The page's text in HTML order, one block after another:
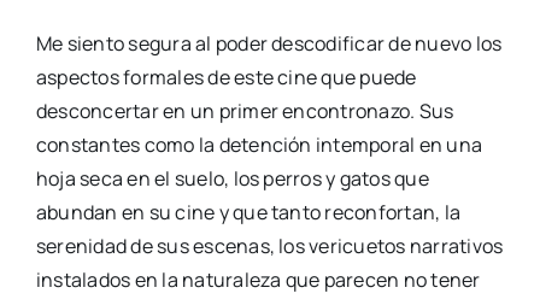
Me siento segura al poder descodificar de nuevo los
aspectos formales de este cine que puede
desconcertar en un primer encontronazo. Sus
constantes como la detención intemporal en una
hoja seca en el suelo, los perros y gatos que
abundan en su cine y que tanto reconfortan, la
serenidad de sus escenas, los vericuetos narrativos
instalados en la naturaleza que parecen no tener